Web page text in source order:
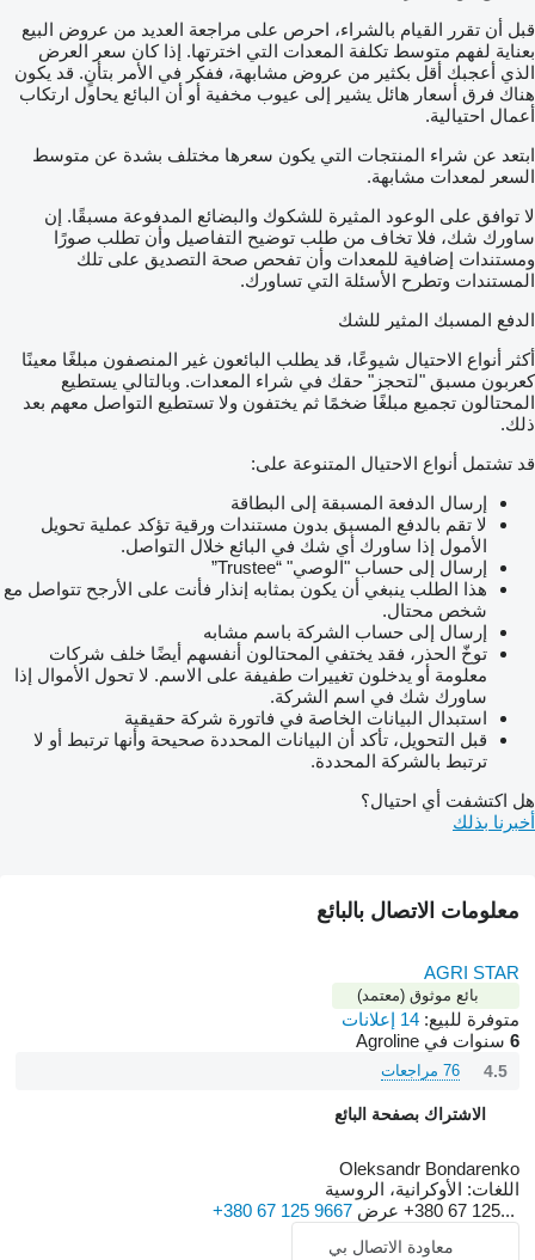
قبل أن تقرر القيام بالشراء، احرص على مراجعة العديد من عروض البيع
بعناية لفهم متوسط تكلفة المعدات التي اخترتها. إذا كان سعر العرض
الذي أعجبك أقل بكثير من عروض مشابهة، ففكر في الأمر بتأنٍ. قد يكون
هناك فرق أسعار هائل يشير إلى عيوب مخفية أو أن البائع يحاول ارتكاب
أعمال احتيالية.
ابتعد عن شراء المنتجات التي يكون سعرها مختلف بشدة عن متوسط
السعر لمعدات مشابهة.
لا توافق على الوعود المثيرة للشكوك والبضائع المدفوعة مسبقًا. إن
ساورك شك، فلا تخاف من طلب توضيح التفاصيل وأن تطلب صورًا
ومستندات إضافية للمعدات وأن تفحص صحة التصديق على تلك
المستندات وتطرح الأسئلة التي تساورك.
الدفع المسبك المثير للشك
أكثر أنواع الاحتيال شيوعًا، قد يطلب البائعون غير المنصفون مبلغًا معينًا
كعربون مسبق "لتحجز" حقك في شراء المعدات. وبالتالي يستطيع
المحتالون تجميع مبلغًا ضخمًا ثم يختفون ولا تستطيع التواصل معهم بعد
ذلك.
قد تشتمل أنواع الاحتيال المتنوعة على:
إرسال الدفعة المسبقة إلى البطاقة
لا تقم بالدفع المسبق بدون مستندات ورقية تؤكد عملية تحويل
الأمول إذا ساورك أي شك في البائع خلال التواصل.
إرسال إلى حساب "الوصي" “Trustee”
هذا الطلب ينبغي أن يكون بمثابه إنذار فأنت على الأرجح تتواصل مع
شخص محتال.
إرسال إلى حساب الشركة باسم مشابه
توخّ الحذر، فقد يختفي المحتالون أنفسهم أيضًا خلف شركات
معلومة أو يدخلون تغييرات طفيفة على الاسم. لا تحول الأموال إذا
ساورك شك في اسم الشركة.
استبدال البيانات الخاصة في فاتورة شركة حقيقية
قبل التحويل، تأكد أن البيانات المحددة صحيحة وأنها ترتبط أو لا
ترتبط بالشركة المحددة.
هل اكتشفت أي احتيال؟
أخبرنا بذلك
معلومات الاتصال بالبائع
AGRI STAR
بائع موثوق (معتمد)
متوفرة للبيع: 14 إعلانات
6 سنوات في Agroline
4.5 76 مراجعات
الاشتراك بصفحة البائع
Oleksandr Bondarenko
اللغات: الأوكرانية، الروسية
+380 67 125... عرض +380 67 125 9667
معاودة الاتصال بي